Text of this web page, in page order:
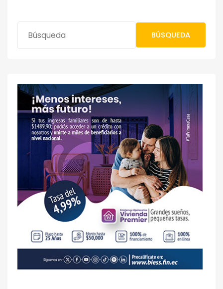
BÚSQUEDA